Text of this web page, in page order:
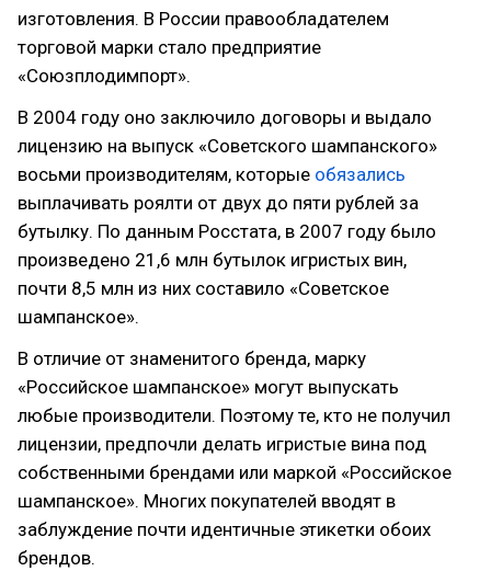
изготовления. В России правообладателем
торговой марки стало предприятие
«Союзплодимпорт».
В 2004 году оно заключило договоры и выдало
лицензию на выпуск «Советского шампанского»
восьми производителям, которые обязались
выплачивать роялти от двух до пяти рублей за
бутылку. По данным Росстата, в 2007 году было
произведено 21,6 млн бутылок игристых вин,
почти 8,5 млн из них составило «Советское
шампанское».
В отличие от знаменитого бренда, марку
«Российское шампанское» могут выпускать
любые производители. Поэтому те, кто не получил
лицензии, предпочли делать игристые вина под
собственными брендами или маркой «Российское
шампанское». Многих покупателей вводят в
заблуждение почти идентичные этикетки обоих
брендов.